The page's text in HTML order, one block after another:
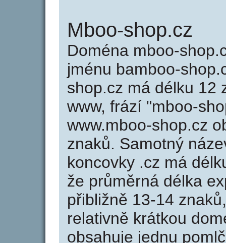
Mboo-shop.cz
Doména mboo-
jménu bamboo-
shop.cz má délku 12
www, frází "mboo-
www.mboo-shop.cz
znaků. Samotný
koncovky .cz má
že průměrná délka
přibližně 13-14
relativně krátkou
obsahuje jednu